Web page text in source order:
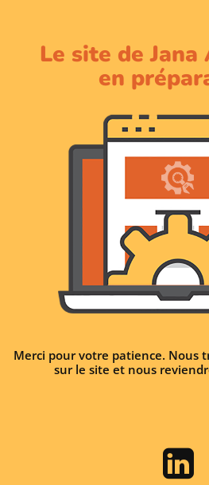
Le site de
en
Merci pour votre patience. Nous
sur le site et nous